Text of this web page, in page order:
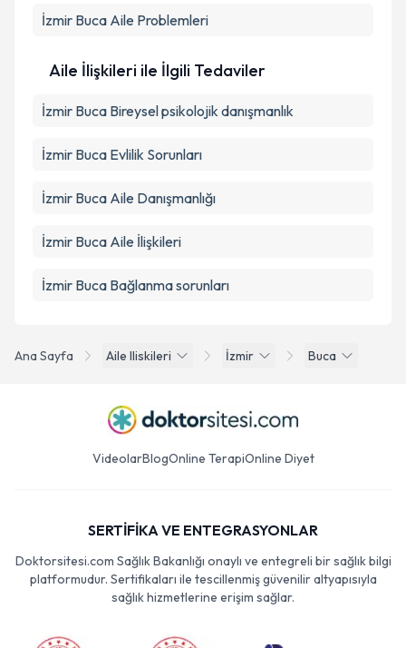
Ana Sayfa Aile Iliskileri İzmir Buca
İzmir Buca Aile Problemleri
Aile İlişkileri ile İlgili Tedaviler
İzmir Buca Bireysel psikolojik danışmanlık
İzmir Buca Evlilik Sorunları
İzmir Buca Aile Danışmanlığı
İzmir Buca Aile İlişkileri
İzmir Buca Bağlanma sorunları
VideolarBlogOnline TerapiOnline Diyet
SERTİFİKA VE ENTEGRASYONLAR
Doktorsitesi.com Sağlık Bakanlığı onaylı ve entegreli bir sağlık bilgi
platformudur. Sertifikaları ile tescillenmiş güvenilir altyapısıyla
sağlık hizmetlerine erişim sağlar.